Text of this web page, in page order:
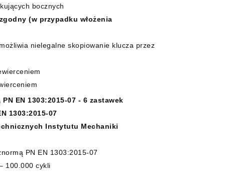
bocznych
(w przypadku włożenia
nielegalne skopiowanie klucza przez
EN 1303:2015-07 - 6 zastawek
1303:2015-07
Instytutu Mechaniki
PN EN 1303:2015-07
100.000 cykli